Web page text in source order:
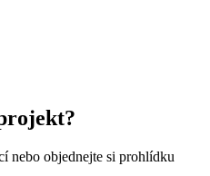
nebo objednejte si prohlídku